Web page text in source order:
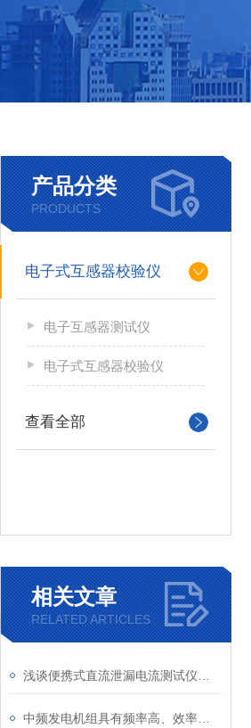
产品分类
PRODUCTS
电子式互感器校验仪
电子互感器测试仪
电子式互感器校验仪
查看全部
相关文章
RELATED ARTICLES